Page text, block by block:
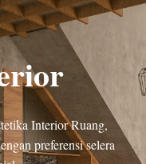
Interior Ruang,
preferensi selera